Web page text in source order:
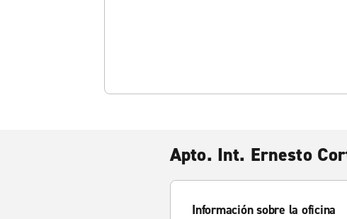
Apto. Int. Ernesto
Información sobre la oficina